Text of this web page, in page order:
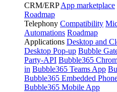
CRM/ERP App marketplace
Roadmap
Telephony Compatibility
Automations Roadmap
Applications Desktop and
Desktop Pop-up Bubble
Party-API Bubble365
in Bubble365 Teams App
Bubble365 Embedded
Bubble365 Mobile App